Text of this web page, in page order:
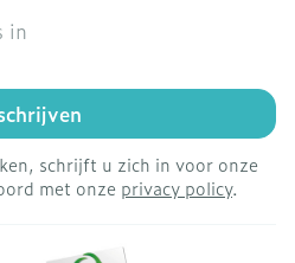
schrijft u zich in voor onze
met onze privacy policy.